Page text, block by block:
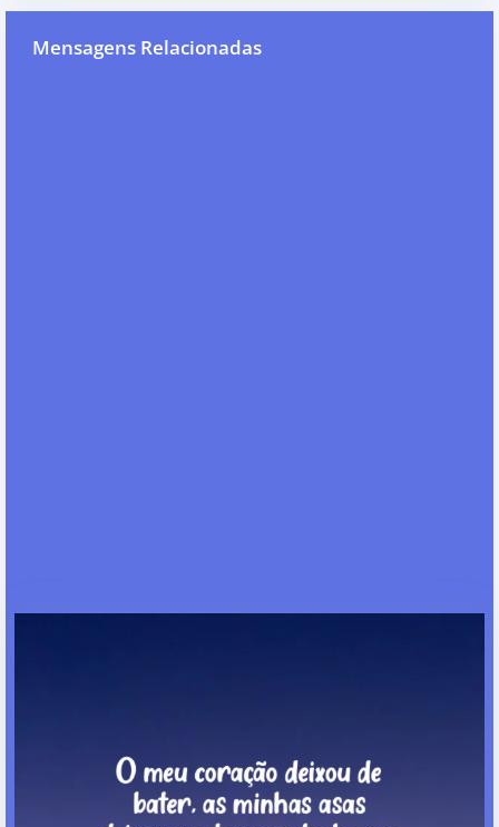
Mensagens Relacionadas